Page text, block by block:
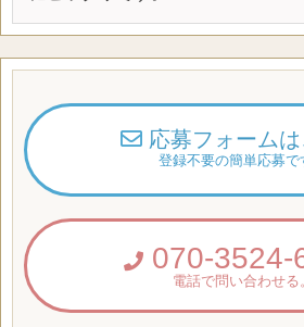
応募フォーム
登録不要の簡単応募で
070-3524-
電話で問い合わせる